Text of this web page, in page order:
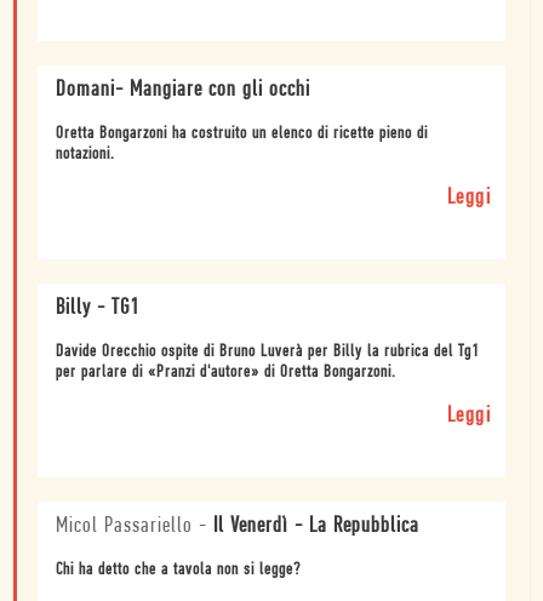
Domani- Mangiare con gli occhi
Oretta Bongarzoni ha costruito un elenco di ricette pieno di
notazioni.
Leggi
Billy - TG1
Davide Orecchio ospite di Bruno Luverà per Billy la rubrica del Tg1
per parlare di «Pranzi d'autore» di Oretta Bongarzoni.
Leggi
Micol Passariello - Il Venerdì - La Repubblica
Chi ha detto che a tavola non si legge?